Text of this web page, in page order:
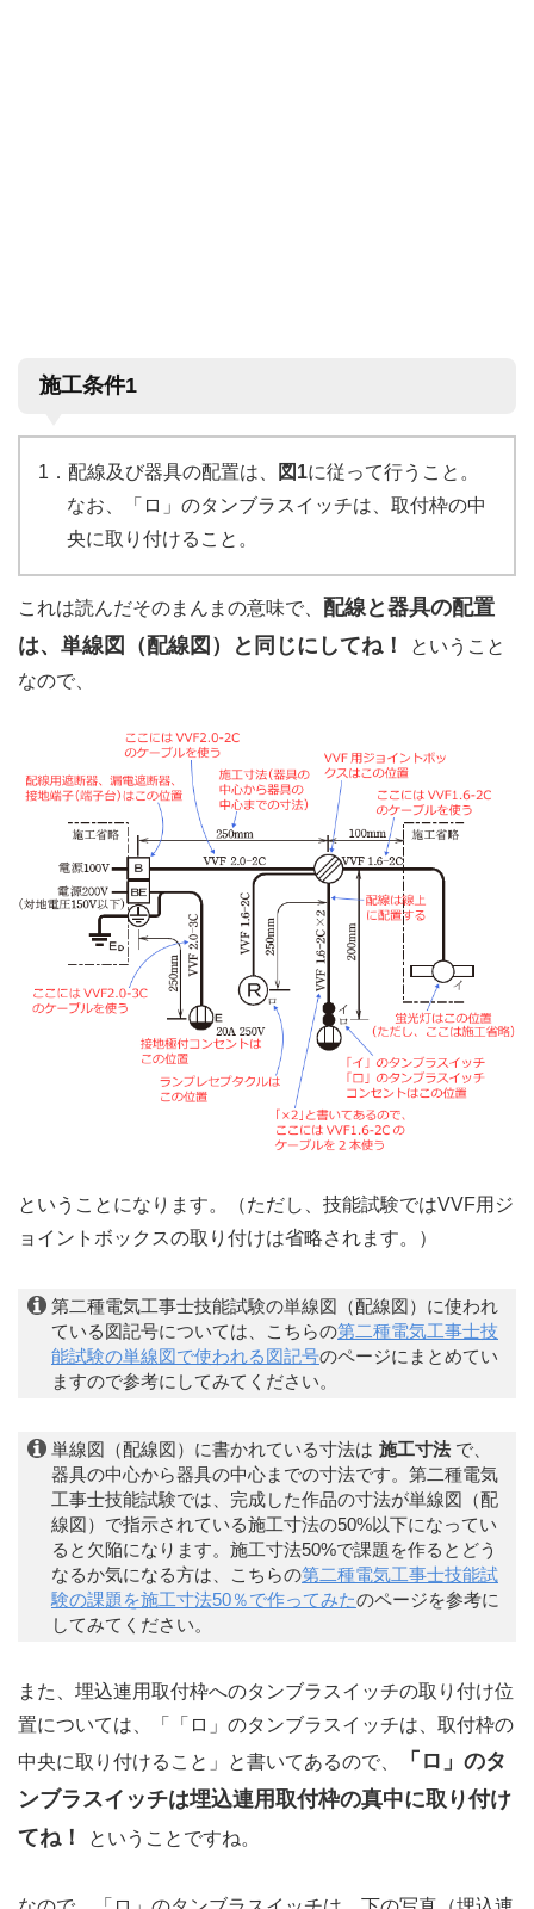
施工条件1
1．配線及び器具の配置は、 図1に従って行うこと。
なお、「ロ」のタンブラスイッチは、取付枠の中
央に取り付けること。
これは読んだそのまんまの意味で、 配線と器具の配置
は、単線図（配線図）と同じにしてね！
ということ
なので、
ということになります。（ただし、技能試験ではVVF用ジ
ョイントボックスの取り付けは省略されます。）
第二種電気工事士技能試験の単線図（配線図）に使われ
ている図記号については、こちらの第二種電気工事士技
能試験の単線図で使われる図記号のページにまとめてい
ますので参考にしてみてください。
単線図（配線図）に書かれている寸法は 施工寸法 で、
器具の中心から器具の中心までの寸法です。第二種電気
工事士技能試験では、完成した作品の寸法が単線図（配
線図）で指示されている施工寸法の50%以下になってい
ると欠陥になります。施工寸法50%で課題を作るとどう
なるか気になる方は、こちらの第二種電気工事士技能試
験の課題を施工寸法50％で作ってみたのページを参考に
してみてください。
また、埋込連用取付枠へのタンブラスイッチの取り付け位
置については、「「ロ」のタンブラスイッチは、取付枠の
中央に取り付けること」と書いてあるので、
「ロ」のタ
ンブラスイッチは埋込連用取付枠の真中に取り付け
てね！
ということですね。